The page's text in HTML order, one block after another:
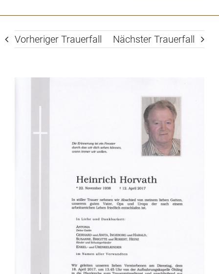
Vorheriger Trauerfall Nächster Trauerfall